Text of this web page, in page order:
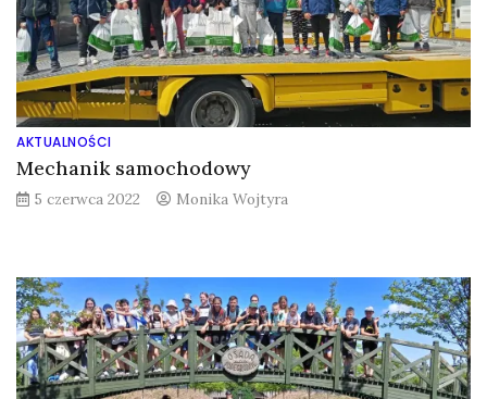
AKTUALNOŚCI
Mechanik samochodowy
5 czerwca 2022 Monika Wojtyra